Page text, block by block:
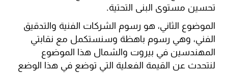
تحسين مستوى البنى التحتية.
الموضوع الثاني، هو رسوم الشركات الفنية والتدقيق
الفني، وهي رسوم باهظة وسنستكمل مع نقابتي
المهندسين في بيروت والشمال هذا الموضوع
لنتحدث عن القيمة الفعلية التي توضع في هذا الوضع